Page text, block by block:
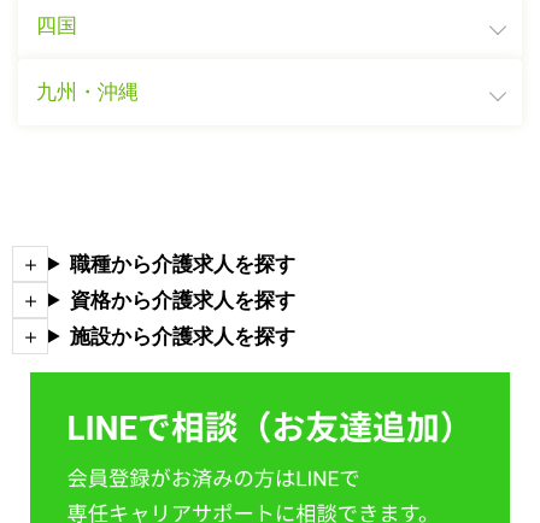
四国
九州・沖縄
職種から介護求人を探す
資格から介護求人を探す
施設から介護求人を探す